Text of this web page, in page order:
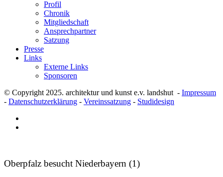
Profil
Chronik
Mitgliedschaft
Ansprechpartner
Satzung
Presse
Links
Externe Links
Sponsoren
© Copyright 2025. architektur und kunst e.v. landshut - Impressum
- Datenschutzerklärung - Vereinssatzung - Studidesign
Oberpfalz besucht Niederbayern (1)